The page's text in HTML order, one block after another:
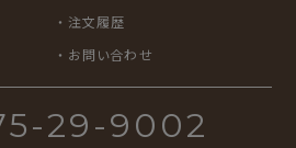
注文履歴
お問い合わせ
29-9002